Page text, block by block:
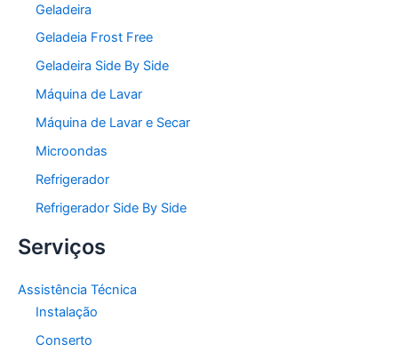
Geladeira
Geladeia Frost Free
Geladeira Side By Side
Máquina de Lavar
Máquina de Lavar e Secar
Microondas
Refrigerador
Refrigerador Side By Side
Serviços
Assistência Técnica
Instalação
Conserto